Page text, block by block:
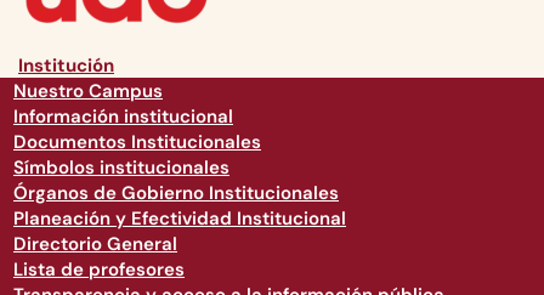
Institución
Nuestro Campus
Información institucional
Documentos Institucionales
Símbolos institucionales
Órganos de Gobierno Institucionales
Planeación y Efectividad Institucional
Directorio General
Lista de profesores